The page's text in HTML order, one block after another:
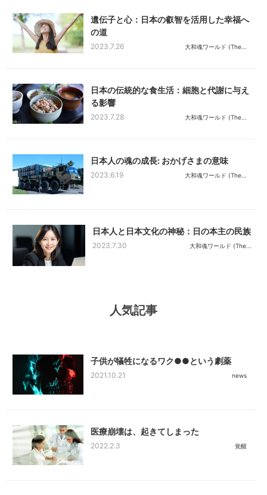
遺伝子と心：日本の叡智を活用した幸福へ
の道
2023.7.26 大和魂ワールド (The...
日本の伝統的な食生活：細胞と代謝に与え
る影響
2023.7.28 大和魂ワールド (The...
日本人の魂の成長: おかげさまの意味
2023.6.19 大和魂ワールド (The...
日本人と日本文化の神秘：日の本主の民族
2023.7.30 大和魂ワールド (The...
人気記事
子供が犠牲になるワク●●という劇薬
2021.10.21 news
医療崩壊は、起きてしまった
2022.2.3 覚醒